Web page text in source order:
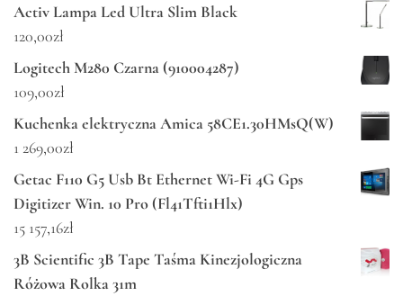
Activ Lampa Led Ultra Slim Black
120,00zł
Logitech M280 Czarna (910004287)
109,00zł
Kuchenka elektryczna Amica 58CE1.30HMsQ(W)
1 269,00zł
Getac F110 G5 Usb Bt Ethernet Wi-Fi 4G Gps
Digitizer Win. 10 Pro (Fl41Tfti1Hlx)
15 157,16zł
3B Scientific 3B Tape Taśma Kinezjologiczna
Różowa Rolka 31m